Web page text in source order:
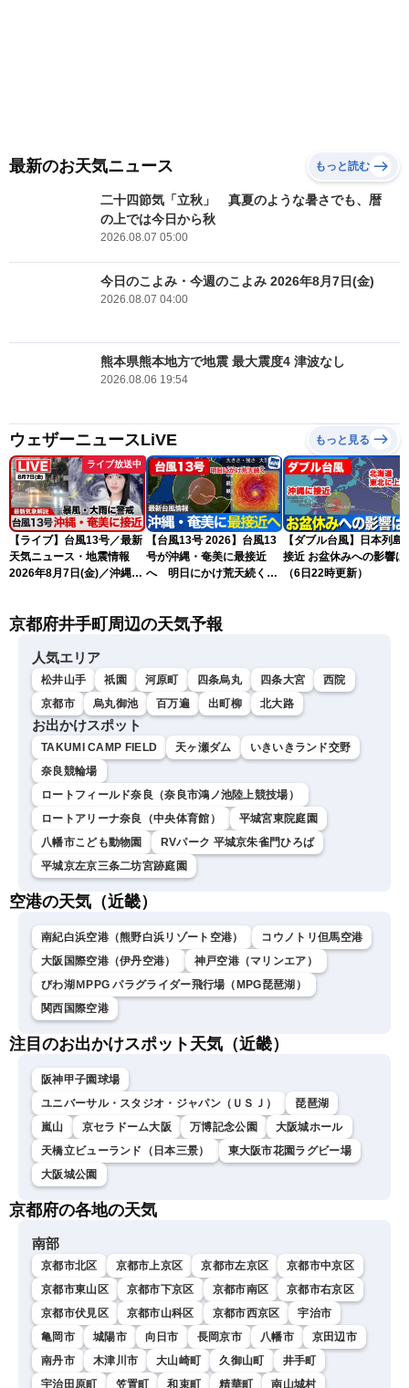
最新のお天気ニュース もっと読む
二十四節気「立秋」 真夏のような暑さでも、暦
の上では今日から秋
2026.08.07 05:00
今日のこよみ・今週のこよみ 2026年8月7日(金)
2026.08.07 04:00
熊本県熊本地方で地震 最大震度4 津波なし
2026.08.06 19:54
ウェザーニュースLiVE もっと見る
ライブ放送中
【ライブ】台風13号／最新
天気ニュース・地震情報
2026年8月7日(金)／沖縄・
スLiVEモーニング・松本真
【台風13号 2026】台風13
号が沖縄・奄美に最接近
へ 明日にかけ荒天続く
【ダブル台風】日本列島
接近 お盆休みへの影響は？
（6日22時更新）
京都府井手町周辺の天気予報
人気エリア
松井山手 祇園 河原町 四条烏丸 四条大宮
西院
京都市
烏丸御池 百万遍 出町柳 北大路
お出かけスポット
TAKUMI CAMP FIELD 天ヶ瀬ダム
いきいきランド交野
奈良競輪場
ロートフィールド奈良（奈良市鴻ノ池陸上競技場）
ロートアリーナ奈良（中央体育館）
平城宮東院庭園
八幡市こども動物園
RVパーク 平城京朱雀門ひろば
平城京左京三条二坊宮跡庭園
空港の天気（近畿）
南紀白浜空港（熊野白浜リゾート空港）
コウノトリ但馬空港
大阪国際空港（伊丹空港）
神戸空港（マリンエア）
びわ湖ＭPPG パラグライダー飛行場（MPG琵琶湖）
関西国際空港
注目のお出かけスポット天気（近畿）
阪神甲子園球場
ユニバーサル・スタジオ・ジャパン（ＵＳＪ）
琵琶湖
嵐山
京セラドーム大阪 万博記念公園
大阪城ホール
天橋立ビューランド（日本三景）
東大阪市花園ラグビー場
大阪城公園
京都府の各地の天気
南部
京都市北区 京都市上京区 京都市左京区
京都市中京区
京都市東山区
京都市下京区 京都市南区
京都市右京区
京都市伏見区
京都市山科区 京都市西京区
宇治市
亀岡市
城陽市 向日市 長岡京市 八幡市
京田辺市
南丹市
木津川市 大山崎町 久御山町
井手町
宇治田原町
笠置町 和束町 精華町 南山城村